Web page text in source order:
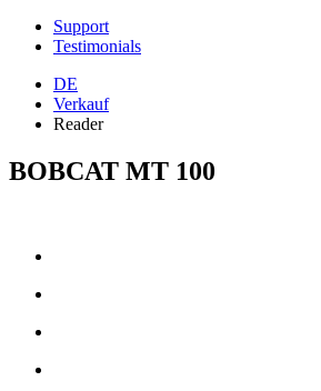
Support
Testimonials
DE
Verkauf
Reader
BOBCAT MT 100